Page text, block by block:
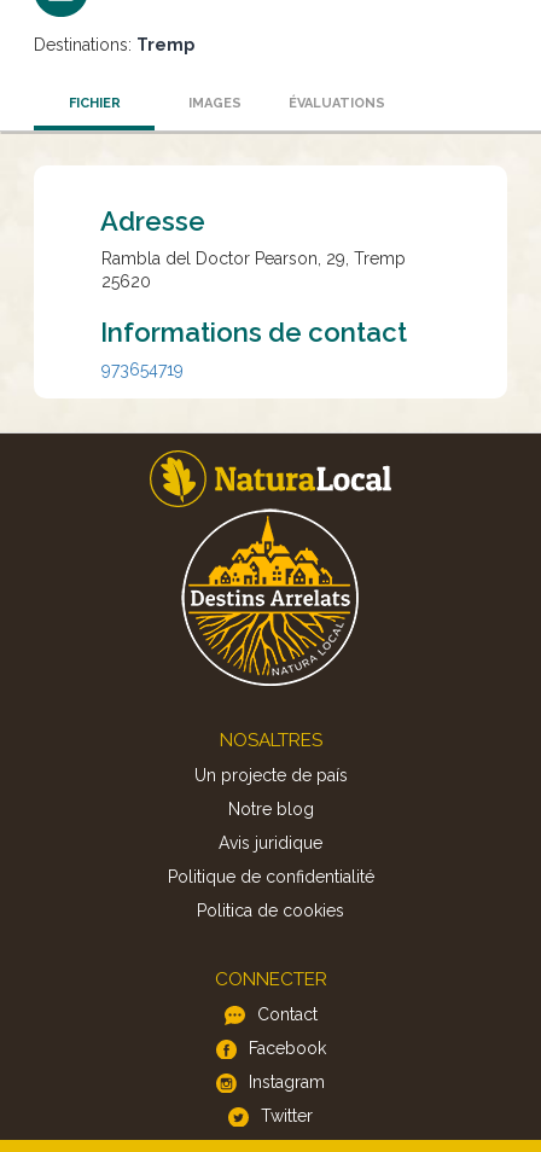
Destinations: Tremp
FICHIER IMAGES ÉVALUATIONS
Adresse
Rambla del Doctor Pearson, 29, Tremp
25620
Informations de contact
973654719
NOSALTRES
Un projecte de país
Notre blog
Avis juridique
Politique de confidentialité
Politica de cookies
CONNECTER
Contact
Facebook
Instagram
Twitter